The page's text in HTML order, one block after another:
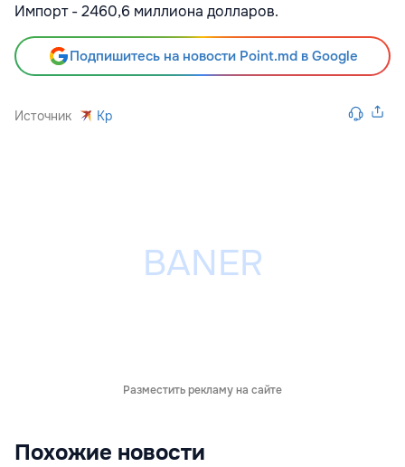
Импорт - 2460,6 миллиона долларов.
Подпишитесь на новости Point.md в Google
Источник Kp
Разместить рекламу на сайте
Похожие новости